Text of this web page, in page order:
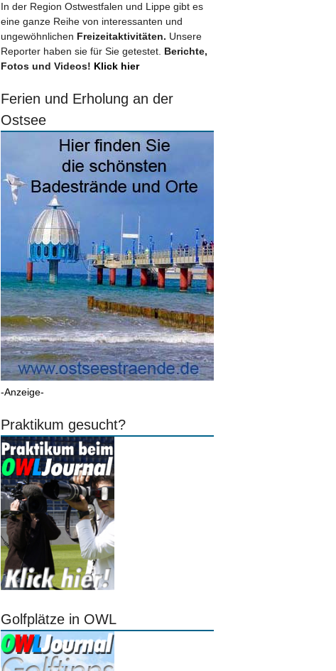
In der Region Ostwestfalen und Lippe gibt es
eine ganze Reihe von interessanten und
ungewöhnlichen Freizeitaktivitäten. Unsere
Reporter haben sie für Sie getestet. Berichte,
Fotos und Videos! Klick hier
Ferien und Erholung an der
Ostsee
-Anzeige-
Praktikum gesucht?
Golfplätze in OWL